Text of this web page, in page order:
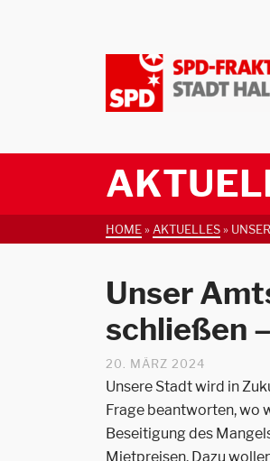
HOME» AKTUELLES»
Unser
schließen
20. MÄRZ 2024
Unsere Stadt wird in
Frage beantworten, wo
Beseitigung des
Mietpreisen. Dazu